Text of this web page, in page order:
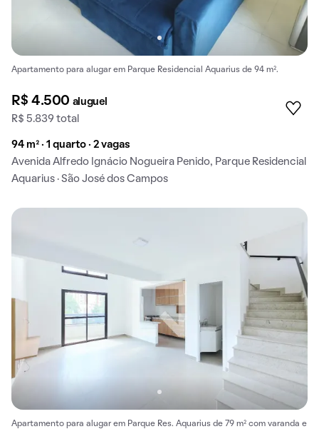
Apartamento para alugar em Parque Residencial Aquarius de 94 m².
R$ 4.500 aluguel
R$ 5.839 total
94 m² · 1 quarto · 2 vagas
Avenida Alfredo Ignácio Nogueira Penido, Parque Residencial
Aquarius · São José dos Campos
Apartamento para alugar em Parque Res. Aquarius de 79 m² com varanda e